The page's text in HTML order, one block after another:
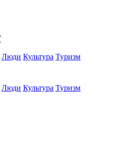
Люди Культура Туризм
Люди Культура Туризм